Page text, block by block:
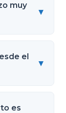
muy
▾
el
▾
es